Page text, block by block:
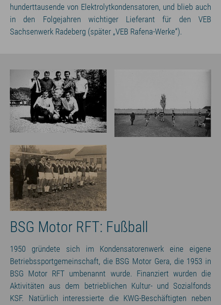
hunderttausende von Elektrolytkondensatoren, und blieb auch
in den Folgejahren wichtiger Lieferant für den VEB
Sachsenwerk Radeberg (später „VEB Rafena-Werke“).
BSG Motor RFT: Fußball
1950 gründete sich im Kondensatorenwerk eine eigene
Betriebssportgemeinschaft, die BSG Motor Gera, die 1953 in
BSG Motor RFT umbenannt wurde. Finanziert wurden die
Aktivitäten aus dem betrieblichen Kultur- und Sozialfonds
KSF. Natürlich interessierte die KWG-Beschäftigten neben